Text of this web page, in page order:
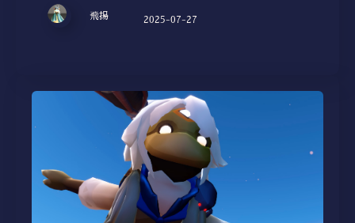
飛揚 2025-07-27